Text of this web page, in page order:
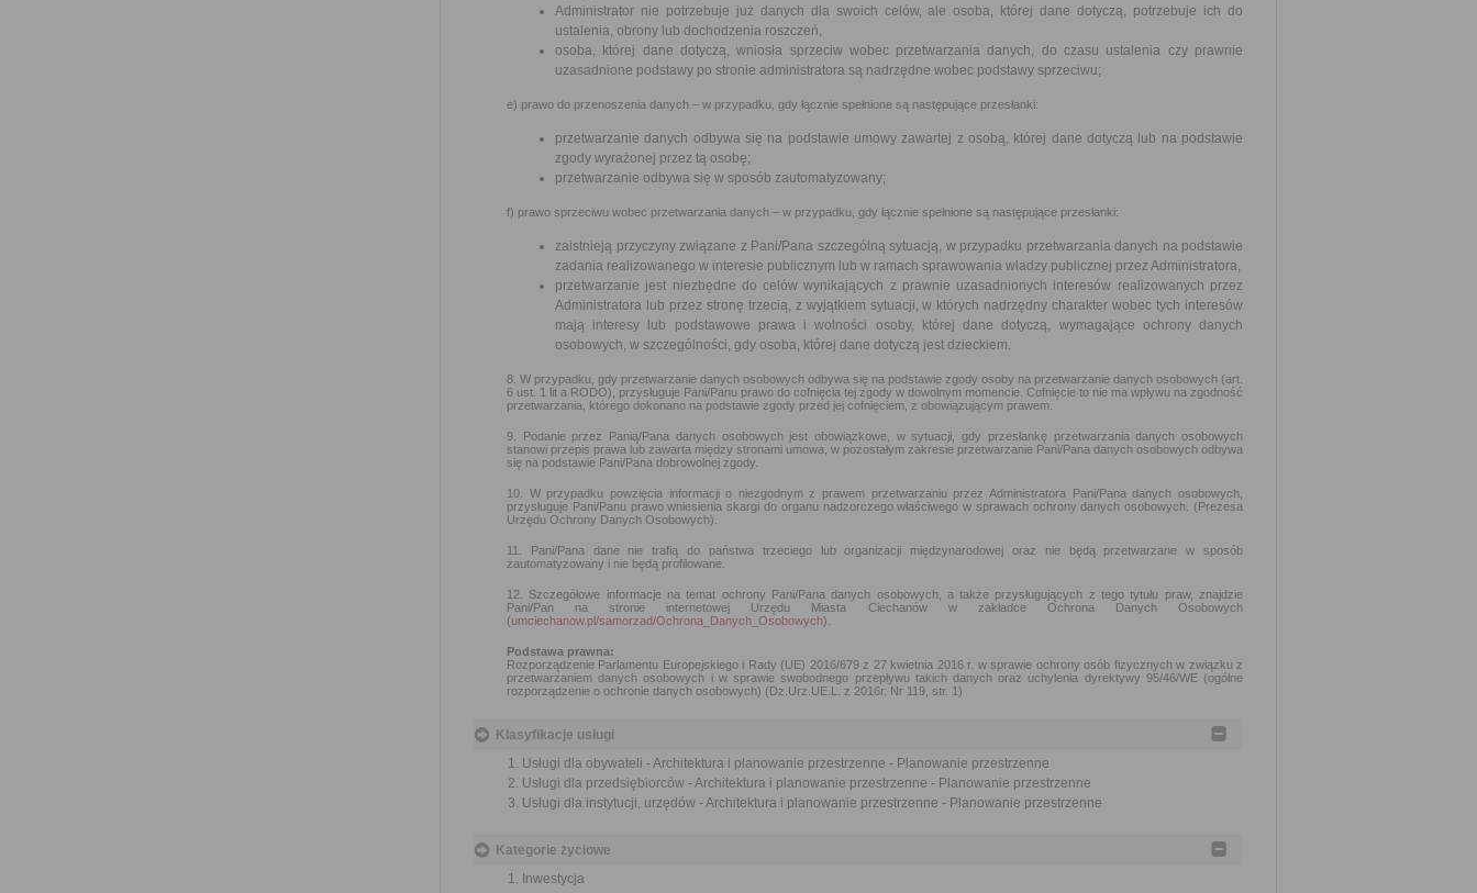
Administrator nie potrzebuje już danych dla swoich celów, ale osoba, której dane dotyczą, potrzebuje ich do
ustalenia, obrony lub dochodzenia roszczeń,
osoba, której dane dotyczą, wniosła sprzeciw wobec przetwarzania danych, do czasu ustalenia czy prawnie
uzasadnione podstawy po stronie administratora są nadrzędne wobec podstawy sprzeciwu;
e) prawo do przenoszenia danych – w przypadku, gdy łącznie spełnione są następujące przesłanki:
przetwarzanie danych odbywa się na podstawie umowy zawartej z osobą, której dane dotyczą lub na podstawie
zgody wyrażonej przez tą osobę;
przetwarzanie odbywa się w sposób zautomatyzowany;
f) prawo sprzeciwu wobec przetwarzania danych – w przypadku, gdy łącznie spełnione są następujące przesłanki:
zaistnieją przyczyny związane z Pani/Pana szczególną sytuacją, w przypadku przetwarzania danych na podstawie
zadania realizowanego w interesie publicznym lub w ramach sprawowania władzy publicznej przez Administratora,
przetwarzanie jest niezbędne do celów wynikających z prawnie uzasadnionych interesów realizowanych przez
Administratora lub przez stronę trzecią, z wyjątkiem sytuacji, w których nadrzędny charakter wobec tych interesów
mają interesy lub podstawowe prawa i wolności osoby, której dane dotyczą, wymagające ochrony danych
osobowych, w szczególności, gdy osoba, której dane dotyczą jest dzieckiem.
8. W przypadku, gdy przetwarzanie danych osobowych odbywa się na podstawie zgody osoby na przetwarzanie danych osobowych (art.
6 ust. 1 lit a RODO), przysługuje Pani/Panu prawo do cofnięcia tej zgody w dowolnym momencie. Cofnięcie to nie ma wpływu na zgodność
przetwarzania, którego dokonano na podstawie zgody przed jej cofnięciem, z obowiązującym prawem.
9. Podanie przez Panią/Pana danych osobowych jest obowiązkowe, w sytuacji, gdy przesłankę przetwarzania danych osobowych
stanowi przepis prawa lub zawarta między stronami umowa, w pozostałym zakresie przetwarzanie Pani/Pana danych osobowych odbywa
się na podstawie Pani/Pana dobrowolnej zgody.
10. W przypadku powzięcia informacji o niezgodnym z prawem przetwarzaniu przez Administratora Pani/Pana danych osobowych,
przysługuje Pani/Panu prawo wniesienia skargi do organu nadzorczego właściwego w sprawach ochrony danych osobowych. (Prezesa
Urzędu Ochrony Danych Osobowych).
11. Pani/Pana dane nie trafią do państwa trzeciego lub organizacji międzynarodowej oraz nie będą przetwarzane w sposób
zautomatyzowany i nie będą profilowane.
12. Szczegółowe informacje na temat ochrony Pani/Pana danych osobowych, a także przysługujących z tego tytułu praw, znajdzie
Pani/Pan na stronie internetowej Urzędu Miasta Ciechanów w zakładce Ochrona Danych Osobowych
(umciechanow.pl/samorzad/Ochrona_Danych_Osobowych).
Podstawa prawna:
Rozporządzenie Parlamentu Europejskiego i Rady (UE) 2016/679 z 27 kwietnia 2016 r. w sprawie ochrony osób fizycznych w związku z
przetwarzaniem danych osobowych i w sprawie swobodnego przepływu takich danych oraz uchylenia dyrektywy 95/46/WE (ogólne
rozporządzenie o ochronie danych osobowych) (Dz.Urz.UE.L. z 2016r. Nr 119, str. 1)
Klasyfikacje usługi
Usługi dla obywateli - Architektura i planowanie przestrzenne - Planowanie przestrzenne
Usługi dla przedsiębiorców - Architektura i planowanie przestrzenne - Planowanie przestrzenne
Usługi dla instytucji, urzędów - Architektura i planowanie przestrzenne - Planowanie przestrzenne
Kategorie życiowe
Inwestycja